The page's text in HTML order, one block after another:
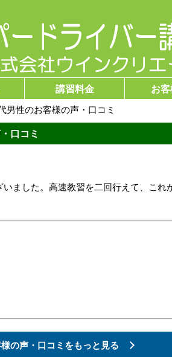
講習料金 お
男性のお客様の声・口コミ
口コミ
ました。高速教習を二回行えて、これ
の声・口コミをもっと見る